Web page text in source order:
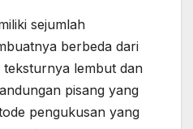
sejumlah
berbeda dari
lembut dan
pisang yang
pengukusan yang